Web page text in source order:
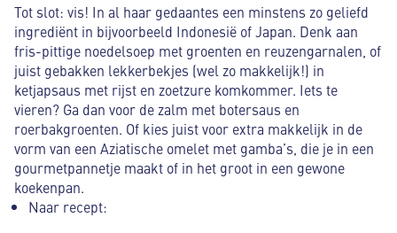
Tot slot: vis! In al haar gedaantes een minstens zo geliefd
ingrediënt in bijvoorbeeld Indonesië of Japan. Denk aan
fris-pittige noedelsoep met groenten en reuzengarnalen, of
juist gebakken lekkerbekjes (wel zo makkelijk!) in
ketjapsaus met rijst en zoetzure komkommer. Iets te
vieren? Ga dan voor de zalm met botersaus en
roerbakgroenten. Of kies juist voor extra makkelijk in de
vorm van een Aziatische omelet met gamba’s, die je in een
gourmetpannetje maakt of in het groot in een gewone
koekenpan.
Naar recept: